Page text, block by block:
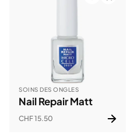
SOINS DES ONGLES
Nail Repair Matt
CHF 15.50